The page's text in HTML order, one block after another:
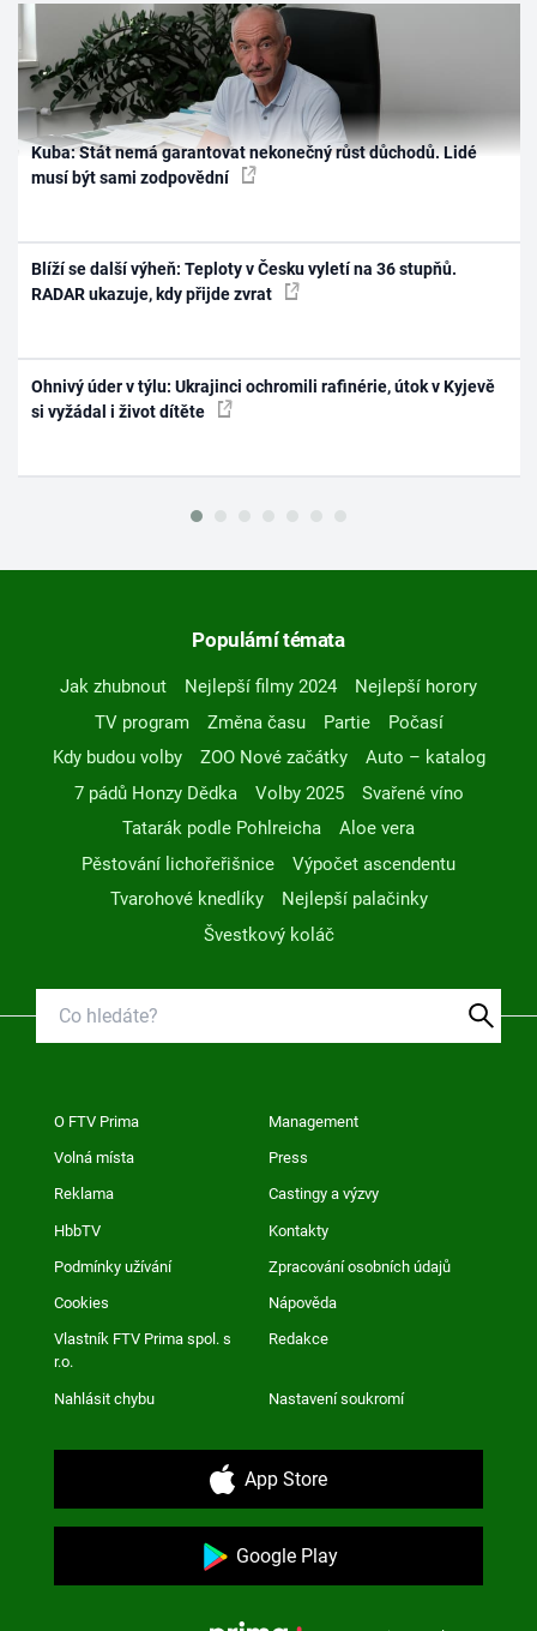
Kuba: Stát nemá garantovat nekonečný růst důchodů. Lidé
musí být sami zodpovědní
Blíží se další výheň: Teploty v Česku vyletí na 36 stupňů.
RADAR ukazuje, kdy přijde zvrat
Ohnivý úder v týlu: Ukrajinci ochromili rafinérie, útok v Kyjevě
si vyžádal i život dítěte
Populární témata
Jak zhubnout Nejlepší filmy 2024
Nejlepší horory
TV program
Změna času Partie
Počasí
Kdy budou volby
ZOO Nové začátky
Auto – katalog
7 pádů Honzy Dědka
Volby 2025
Svařené víno
Tatarák podle Pohlreicha
Aloe vera
Pěstování lichořeřišnice
Výpočet ascendentu
Tvarohové knedlíky
Nejlepší palačinky
Švestkový koláč
O FTV Prima Management
Volná místa Press
Reklama Castingy a výzvy
HbbTV Kontakty
Podmínky užívání Zpracování osobních údajů
Cookies Nápověda
Vlastník FTV Prima spol. s
r.o.
Redakce
Nahlásit chybu Nastavení soukromí
App Store
Google Play